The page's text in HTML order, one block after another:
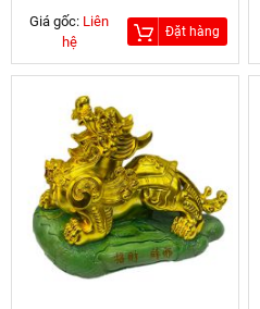
Giá gốc: Liên
hệ
Đặt hàng